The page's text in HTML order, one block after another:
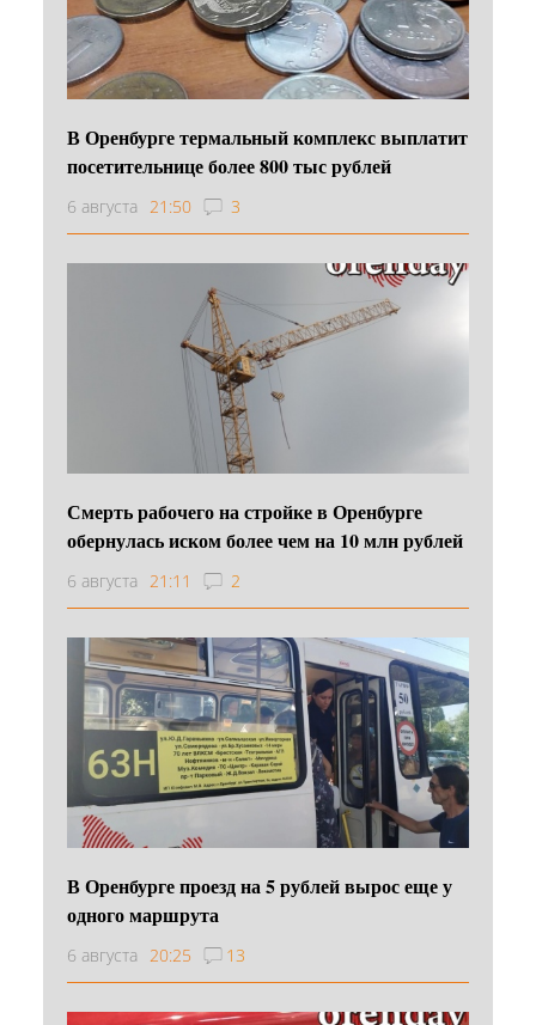
В Оренбурге термальный комплекс выплатит
посетительнице более 800 тыс рублей
6 августа 21:50 3
Смерть рабочего на стройке в Оренбурге
обернулась иском более чем на 10 млн рублей
6 августа 21:11 2
В Оренбурге проезд на 5 рублей вырос еще у
одного маршрута
6 августа 20:25 13